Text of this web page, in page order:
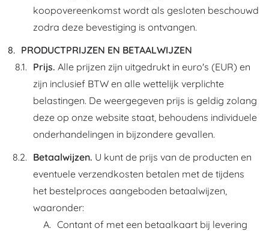
koopovereenkomst wordt als gesloten beschouwd
zodra deze bevestiging is ontvangen.
PRODUCTPRIJZEN EN BETAALWIJZEN
Prijs. Alle prijzen zijn uitgedrukt in euro's (EUR) en
zijn inclusief BTW en alle wettelijk verplichte
belastingen. De weergegeven prijs is geldig zolang
deze op onze website staat, behoudens individuele
onderhandelingen in bijzondere gevallen.
Betaalwijzen. U kunt de prijs van de producten en
eventuele verzendkosten betalen met de tijdens
het bestelproces aangeboden betaalwijzen,
waaronder:
Contant of met een betaalkaart bij levering